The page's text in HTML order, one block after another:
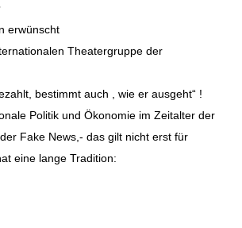
erwünscht
Theatergruppe der
bestimmt auch , wie er ausgeht“ !
Politik und Ökonomie im Zeitalter der
Fake News,- das gilt nicht erst für
eine lange Tradition: